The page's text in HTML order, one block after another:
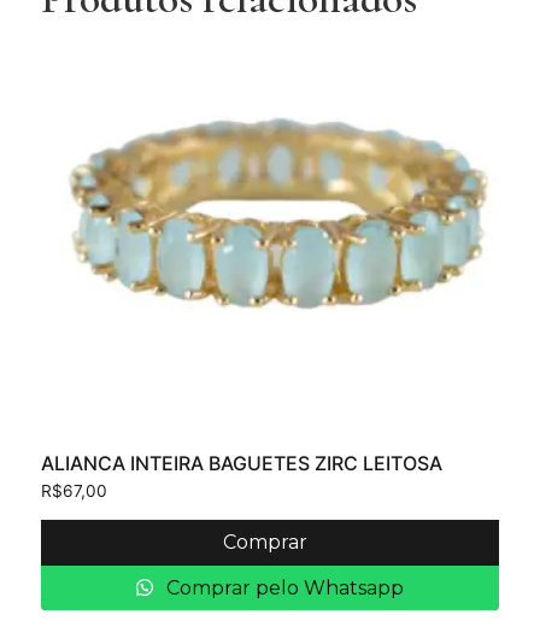
ALIANCA INTEIRA BAGUETES ZIRC LEITOSA
R$67,00
Comprar
Comprar pelo Whatsapp